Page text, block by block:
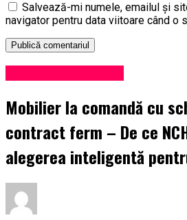
Salvează-mi numele, emailul și
navigator pentru data viitoare când o
Mobilier la comandă cu
contract ferm – De ce
alegerea inteligentă